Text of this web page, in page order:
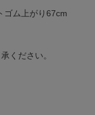
ゴム上がり67cm
ください。